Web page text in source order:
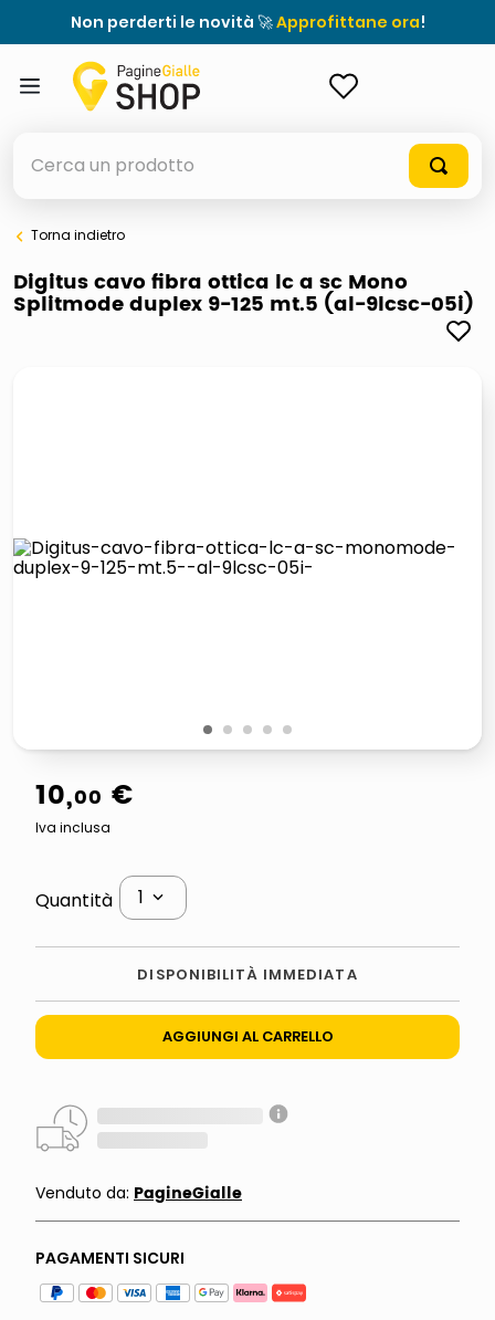
Non perderti le novità 🚀Approfittane ora!
elenchi telefonici
orologio parete
italia independent occhiali sole 0703 thin rotondo sun
pattumiera raccolta differenziata
Torna indietro
Digitus cavo fibra ottica lc a sc Mono
Splitmode duplex 9-125 mt.5 (al-9lcsc-05i)
1 2 3 4 5
10,00 €
Iva inclusa
Quantità 1
DISPONIBILITÀ IMMEDIATA
AGGIUNGI AL CARRELLO
Venduto da: PagineGialle
PAGAMENTI SICURI